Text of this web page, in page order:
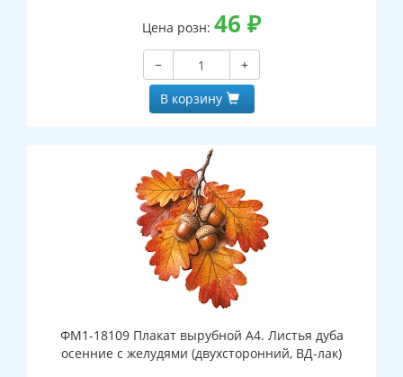
Цена розн: 46 ₽
−
+
В корзину
ФМ1-18109 Плакат вырубной А4. Листья дуба
осенние с желудями (двухсторонний, ВД-лак)